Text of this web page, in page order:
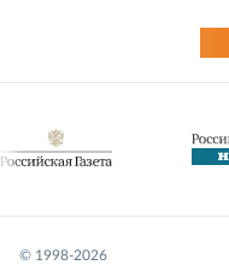
© 1998-2026